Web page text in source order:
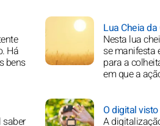
Há
bens
Lua Cheia
Nesta lua
se manifesta
para a
em que a
saber
O digital
A